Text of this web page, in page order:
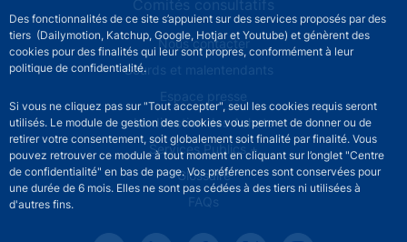
Des fonctionnalités de ce site s’appuient sur des services proposés par des
tiers (Dailymotion, Katchup, Google, Hotjar et Youtube) et génèrent des
cookies pour des finalités qui leur sont propres, conformément à leur
politique de confidentialité.
Si vous ne cliquez pas sur "Tout accepter", seul les cookies requis seront
utilisés. Le module de gestion des cookies vous permet de donner ou de
retirer votre consentement, soit globalement soit finalité par finalité. Vous
pouvez retrouver ce module à tout moment en cliquant sur l’onglet "Centre
de confidentialité" en bas de page. Vos préférences sont conservées pour
une durée de 6 mois. Elles ne sont pas cédées à des tiers ni utilisées à
d'autres fins.
Comités consultatifs
Footer secondary menuNous contacter
Sourds et malentendants
Espace presse
La direction des Achats
Services Publics +
Glossaire
FAQs